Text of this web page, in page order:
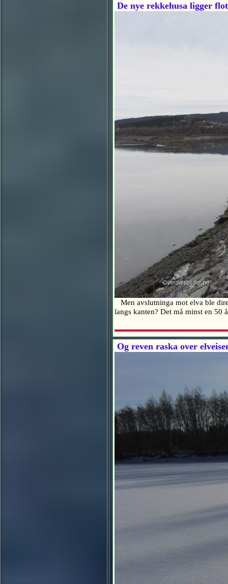
De nye rekkehusa ligger
Men avslutninga mot elva ble
langs kanten? Det må minst en
Og reven raska over